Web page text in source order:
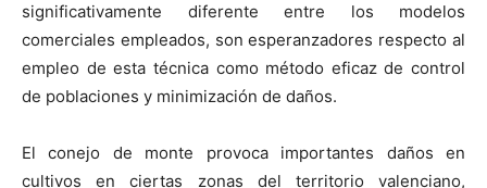
significativamente diferente entre los modelos
comerciales empleados, son esperanzadores respecto al
empleo de esta técnica como método eficaz de control
de poblaciones y minimización de daños.
El conejo de monte provoca importantes daños en
cultivos en ciertas zonas del territorio valenciano,